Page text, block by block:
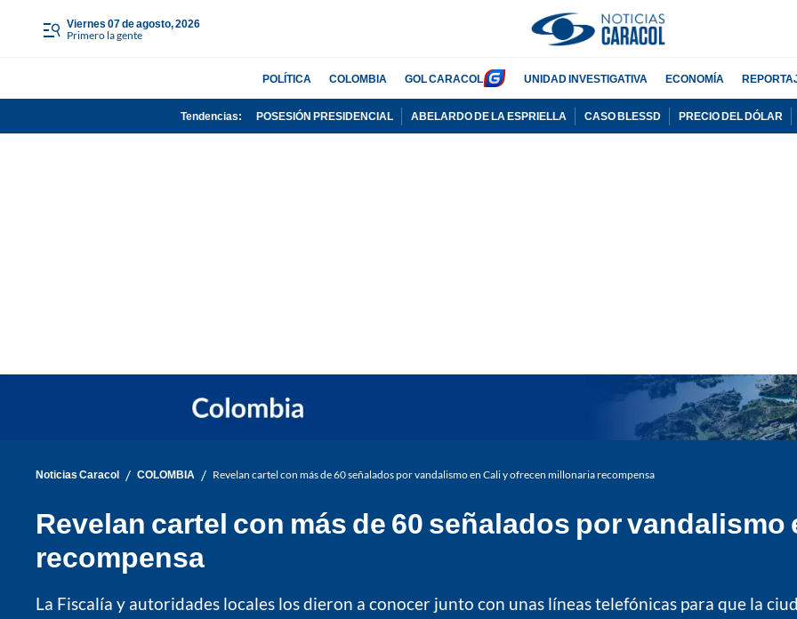
viernes 07 de agosto, 2026
Primero la gente
POLÍTICA COLOMBIA GOL CARACOL UNIDAD INVESTIGATIVA ECONOMÍA
Tendencias: POSESIÓN PRESIDENCIAL ABELARDO DE LA ESPRIELLA CASO BLESSD PRECIO DEL DÓLAR
Noticias Caracol / COLOMBIA / Revelan cartel con más de 60 señalados por vandalismo en Cali y ofrecen millonaria recompensa
Revelan cartel con más de 60 señalados por
recompensa
La Fiscalía y autoridades locales los dieron a conocer junto con unas líneas telefónicas para que la